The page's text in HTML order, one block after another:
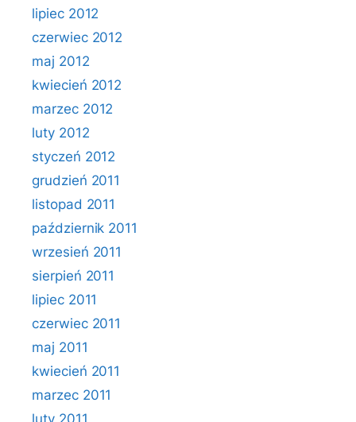
lipiec 2012
czerwiec 2012
maj 2012
kwiecień 2012
marzec 2012
luty 2012
styczeń 2012
grudzień 2011
listopad 2011
październik 2011
wrzesień 2011
sierpień 2011
lipiec 2011
czerwiec 2011
maj 2011
kwiecień 2011
marzec 2011
luty 2011